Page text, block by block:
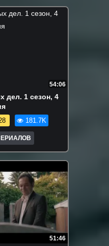
54:06
дел. 1 сезон, 4
181.7K
51:46